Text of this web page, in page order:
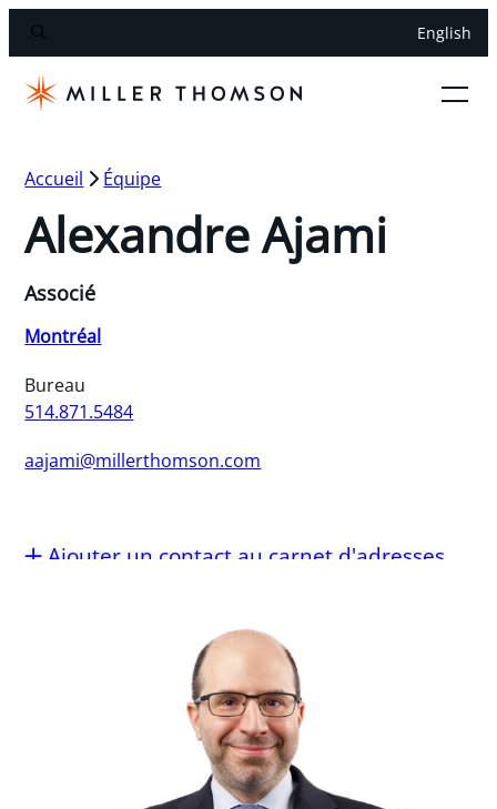
English
Accueil Équipe
Alexandre Ajami
Associé
Montréal
Bureau
514.871.5484
aajami@millerthomson.com
Ajouter un contact au carnet d'adresses